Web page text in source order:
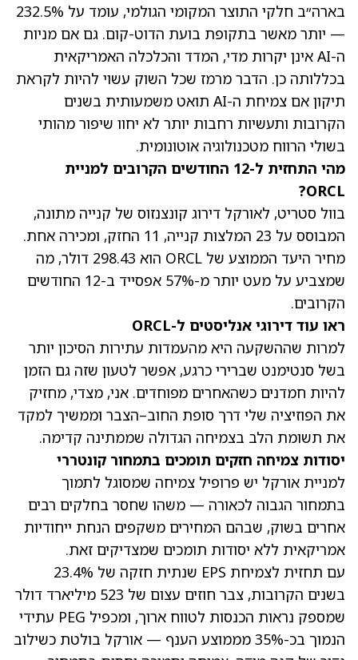
בארה״ב חלקי התוצר המקומי הגולמי, עומד על 232.5%
— יותר מאשר בתקופת בועת הדוט-קום. גם אם מניות
ה-AI אינן יקרות מדי, המדד והכלכלה האמריקאית
בכללותה כן. הדבר מרמז שכל השוק עשוי להיות לקראת
תיקון אם צמיחת ה-AI תואט משמעותית בשנים
הקרובות ותעשיות רחבות יותר לא יחוו שיפור מהותי
בשולי הרווח מטכנולוגיה אוטונומית.
מהי התחזית ל-12 החודשים הקרובים למניית
ORCL?
בוול סטריט, לאורקל דירוג קונצנזוס של קנייה מתונה,
המבוסס על 23 המלצות קנייה, 11 החזק, ומכירה אחת.
מחיר היעד הממוצע של ORCL הוא 298.43 דולר
, מה
שמצביע על מעט יותר מ-57% אפסייד ב-12 החודשים
הקרובים.
ראו עוד דירוגי אנליסטים ל-ORCL
למרות שההשקעה היא מהעמדות עתירות הסיכון יותר
בשל סנטימנט שברירי כרגע, אפשר לטעון שזה גם הזמן
להיות חמדנים כשהאחרים מפוחדים. אני, מצדי, מחזיק
את הפוזיציה שלי דרך סופת החוב–הצבר וממשיך למקד
את תשומת הלב בצמיחה הגדולה שממתינה קדימה.
יסודות צמיחה חזקים תומכים בתמחור קונטררי
למניית אורקל יש פרופיל צמיחה שמסוגל לתמוך
בתמחור הגבוה לכאורה — משהו שחסר בחלקים רבים
אחרים בשוק, שבהם המחירים משקפים הנחת ייחודיות
אמריקאית ללא יסודות תומכים שמצדיקים זאת.
עם תחזית לצמיחת EPS שנתית חזקה של 23.4%
בשנים הקרובות, צבר חוזים עצום של 523 מיליארד דולר
שמספק נראות הכנסות לטווח ארוך, ומכפיל PEG עתידי
הנמוך בכ-35% מממוצע הענף — אורקל בולטת כשילוב